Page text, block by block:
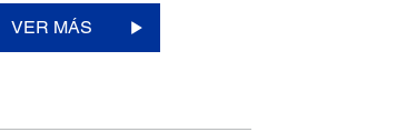
VER MÁS